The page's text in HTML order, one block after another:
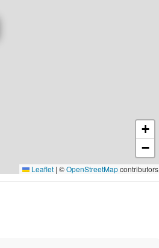
+
−
Leaflet | ©OpenStreetMapcontributors